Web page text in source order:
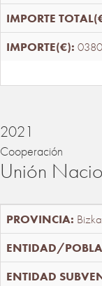
2021
Cooperación
Unión